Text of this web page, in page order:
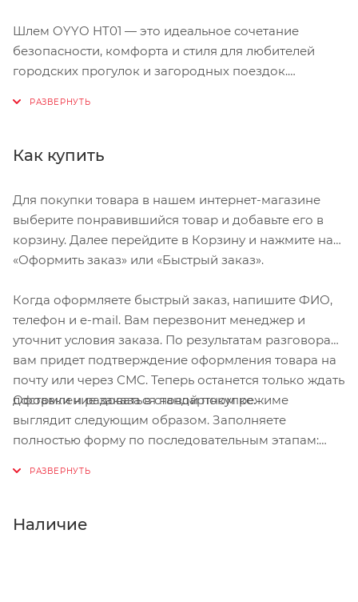
Шлем OYYO HT01 — это идеальное сочетание
безопасности, комфорта и стиля для любителей
городских прогулок и загородных поездок.
объединяет прочный пластиковый корпус и
удобным для длительного использования.
Для максимально точной подгонки под
индивидуальные параметры головы на затылочной
части шлема предусмотрен регулировочный ролик
с минимальным шагом, позволяющий настроить
посадку с ювелирной точностью. Внутренняя часть
шлема оснащена множеством вентиляционных
отверстий, которые обеспечивают эффективный
воздухообмен, предотвращая перегрев даже в
жаркую погоду. Мягкие съёмные подкладки с
липучками не только добавляют комфорта, но и
легко стираются, поддерживая гигиену.
диапазоне, обеспечивая идеальное прилегание.
Как купить
Для покупки товара в нашем интернет-магазине
выберите понравившийся товар и добавьте его в
корзину. Далее перейдите в Корзину и нажмите на
«Оформить заказ» или «Быстрый заказ».
Когда оформляете быстрый заказ, напишите ФИО,
телефон и e-mail. Вам перезвонит менеджер и
уточнит условия заказа. По результатам разговора
вам придет подтверждение оформления товара на
почту или через СМС. Теперь останется только ждать
доставки и радоваться новой покупке.
Оформление заказа в стандартном режиме
выглядит следующим образом. Заполняете
полностью форму по последовательным этапам:
Нажмите кнопку «Оформить заказ».
Наличие